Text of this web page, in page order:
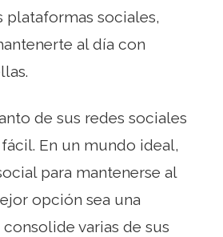
plataformas sociales,
al día con
de sus redes sociales
En un mundo ideal,
para mantenerse al
opción sea una
varias de sus